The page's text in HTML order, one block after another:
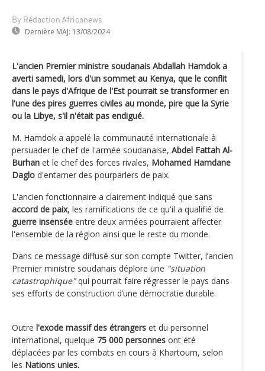
By Rédaction Africanews
Dernière MAJ: 13/08/2024
L'ancien Premier ministre soudanais Abdallah Hamdok a
averti samedi, lors d'un sommet au Kenya, que le conflit
dans le pays d'Afrique de l'Est pourrait se transformer en
l'une des pires guerres civiles au monde, pire que la Syrie
ou la Libye, s'il n'était pas endigué.
M. Hamdok a appelé la communauté internationale à
persuader le chef de l'armée soudanaise, Abdel Fattah Al-
Burhan et le chef des forces rivales, Mohamed Hamdane
Daglo d'entamer des pourparlers de paix.
L'ancien fonctionnaire a clairement indiqué que sans
accord de paix, les ramifications de ce qu'il a qualifié de
guerre insensée entre deux armées pourraient affecter
l'ensemble de la région ainsi que le reste du monde.
Dans ce message diffusé sur son compte Twitter, l’ancien
Premier ministre soudanais déplore une "situation
catastrophique"qui pourrait faire régresser le pays dans
ses efforts de construction d’une démocratie durable.
Outre l'exode massif des étrangers et du personnel
international, quelque 75 000 personnes ont été
déplacées par les combats en cours à Khartoum, selon
les Nations unies.